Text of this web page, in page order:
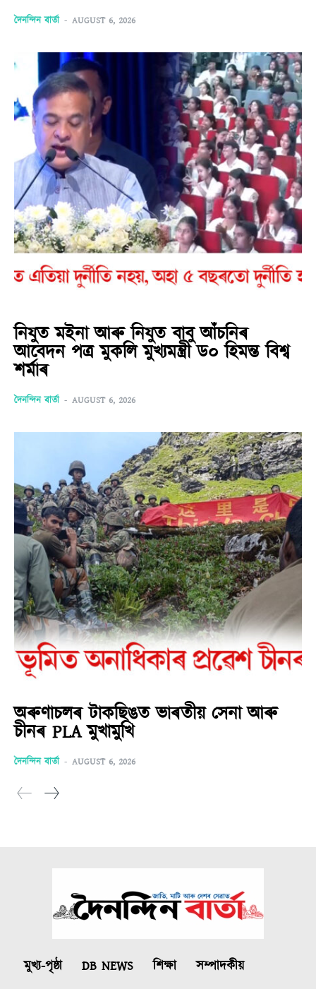
দৈনন্দিন বাৰ্তা - AUGUST 6, 2026
নিযুত মইনা আৰু নিযুত বাবু আঁচনিৰ
আবেদন পত্ৰ মুকলি মুখ্যমন্ত্ৰী ড০ হিমন্ত বিশ্ব
শৰ্মাৰ
দৈনন্দিন বাৰ্তা - AUGUST 6, 2026
অৰুণাচলৰ টাকছিঙত ভাৰতীয় সেনা আৰু
চীনৰ PLA মুখামুখি
দৈনন্দিন বাৰ্তা - AUGUST 6, 2026
মুখ্য-পৃষ্ঠা DB NEWS শিক্ষা সম্পাদকীয়